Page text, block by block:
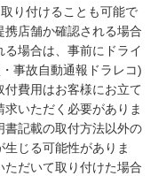
り付けることも可能で
店舗か確認される場合
場合は、事前にドライ
事故自動通報ドラレコ)
費用はお客様にお立て
いただく必要がありま
記載の取付方法以外の
じる可能性がありま
だいて取り付けた場合